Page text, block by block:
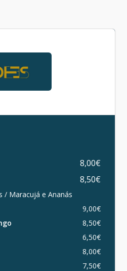
8,00€
8,50€
/ Maracujá e Ananás
9,00€
8,50€
6,50€
8,00€
7,50€